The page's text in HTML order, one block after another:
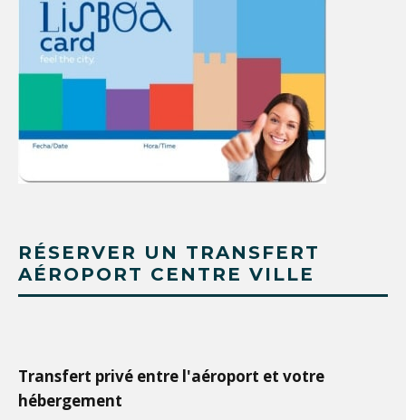
RÉSERVER UN TRANSFERT
AÉROPORT CENTRE VILLE
Transfert privé entre l'aéroport et votre
hébergement